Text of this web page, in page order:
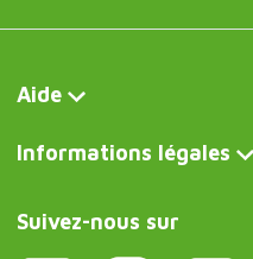
Aide
Informations légales
Suivez-nous sur